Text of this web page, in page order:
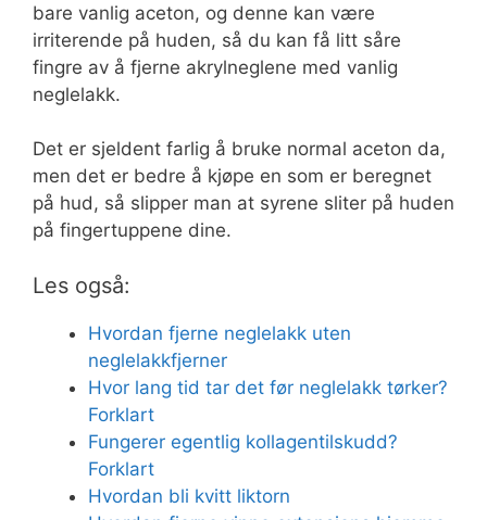
bare vanlig aceton, og denne kan være
irriterende på huden, så du kan få litt såre
fingre av å fjerne akrylneglene med vanlig
neglelakk.
Det er sjeldent farlig å bruke normal aceton da,
men det er bedre å kjøpe en som er beregnet
på hud, så slipper man at syrene sliter på huden
på fingertuppene dine.
Les også:
Hvordan fjerne neglelakk uten
neglelakkfjerner
Hvor lang tid tar det før neglelakk tørker?
Forklart
Fungerer egentlig kollagentilskudd?
Forklart
Hvordan bli kvitt liktorn